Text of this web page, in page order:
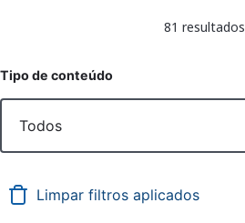
81 resultados
Tipo de conteúdo